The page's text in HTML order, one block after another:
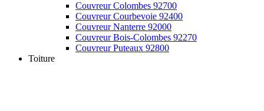
Couvreur Colombes 92700
Couvreur Courbevoie 92400
Couvreur Nanterre 92000
Couvreur Bois-Colombes 92270
Couvreur Puteaux 92800
Toiture